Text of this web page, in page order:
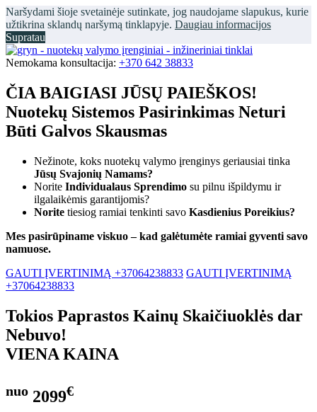
Naršydami šioje svetainėje sutinkate, jog naudojame slapukus, kurie
užtikrina sklandų naršymą tinklapyje. Daugiau informacijos
Supratau
Nemokama konsultacija: +370 642 38833
ČIA BAIGIASI JŪSŲ PAIEŠKOS!
Nuotekų Sistemos Pasirinkimas Neturi
Būti Galvos Skausmas
Nežinote, koks nuotekų valymo įrenginys geriausiai tinka
Jūsų Svajonių Namams?
Norite Individualaus Sprendimo su pilnu išpildymu ir
ilgalaikėmis garantijomis?
Norite tiesiog ramiai tenkinti savo Kasdienius Poreikius?
Mes pasirūpiname viskuo – kad galėtumėte ramiai gyventi savo
namuose.
GAUTI ĮVERTINIMĄ +37064238833 GAUTI ĮVERTINIMĄ
+37064238833
Tokios Paprastos Kainų Skaičiuoklės dar
Nebuvo!
VIENA KAINA
nuo 2099€